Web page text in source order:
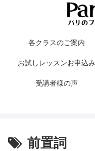
各クラスのご案内
お試しレッスンお申込み
受講者様の声
前置詞